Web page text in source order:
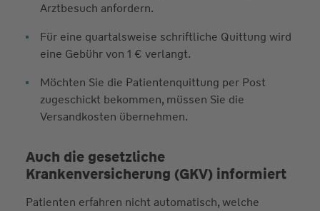
Arztbesuch anfordern.
Für eine quartalsweise schriftliche Quittung wird
eine Gebühr von 1 € verlangt.
Möchten Sie die Patientenquittung per Post
zugeschickt bekommen, müssen Sie die
Versandkosten übernehmen.
Auch die gesetzliche
Krankenversicherung (GKV) informiert
Patienten erfahren nicht automatisch, welche